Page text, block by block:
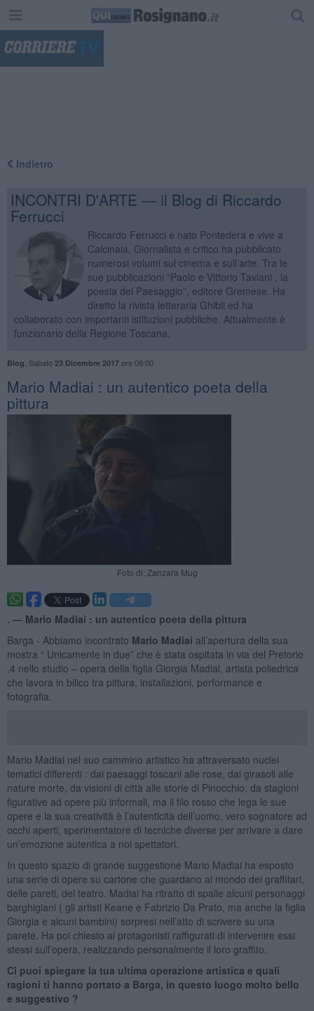
Indietro
INCONTRI D'ARTE — il Blog di Riccardo
Ferrucci
Riccardo Ferrucci è nato Pontedera e vive a
Calcinaia. Giornalista e critico ha pubblicato
numerosi volumi sul cinema e sull’arte. Tra le
sue pubblicazioni “Paolo e Vittorio Taviani , la
poesia del Paesaggio”, editore Gremese. Ha
diretto la rivista letteraria Ghibli ed ha
collaborato con importanti istituzioni pubbliche. Attualmente è
funzionario della Regione Toscana.
Blog Sabato 23 Dicembre 2017ore 08:00
Mario Madiai : un autentico poeta della
pittura
Foto di: Zanzara Mug
. — Mario Madiai : un autentico poeta della pittura
Barga - Abbiamo incontrato Mario Madiai all’apertura della sua
mostra “ Unicamente in due” che è stata ospitata in via del Pretorio
,4 nello studio – opera della figlia Giorgia Madiai, artista poliedrica
che lavora in bilico tra pittura, installazioni, performance e
fotografia.
Mario Madiai nel suo cammino artistico ha attraversato nuclei
tematici differenti : dai paesaggi toscani alle rose, dai girasoli alle
nature morte, da visioni di città alle storie di Pinocchio, da stagioni
figurative ad opere più informali, ma il filo rosso che lega le sue
opere e la sua creatività è l’autenticità dell’uomo, vero sognatore ad
occhi aperti, sperimentatore di tecniche diverse per arrivare a dare
un’emozione autentica a noi spettatori.
In questo spazio di grande suggestione Mario Madiai ha esposto
una serie di opere su cartone che guardano al mondo dei graffitari,
delle pareti, del teatro. Madiai ha ritratto di spalle alcuni personaggi
barghigiani ( gli artisti Keane e Fabrizio Da Prato, ma anche la figlia
Giorgia e alcuni bambini) sorpresi nell’atto di scrivere su una
parete. Ha poi chiesto ai protagonisti raffigurati di intervenire essi
stessi sull’opera, realizzando personalmente il loro graffito.
Ci puoi spiegare la tua ultima operazione artistica e quali
ragioni ti hanno portato a Barga, in questo luogo molto bello
e suggestivo ?